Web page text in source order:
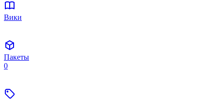
Вики
Пакеты
0